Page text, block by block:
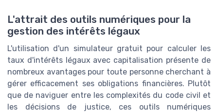
L'attrait des outils numériques pour la
gestion des intérêts légaux
L'utilisation d'un simulateur gratuit pour calculer les
taux d'intérêts légaux avec capitalisation présente de
nombreux avantages pour toute personne cherchant à
gérer efficacement ses obligations financières. Plutôt
que de naviguer entre les complexités du code civil et
les décisions de justice, ces outils numériques